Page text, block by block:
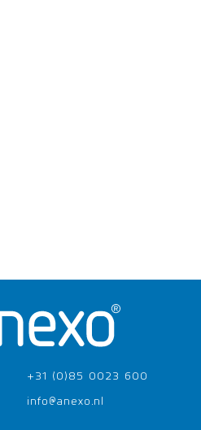
+31 (0)85 0023 600
info@anexo.nl